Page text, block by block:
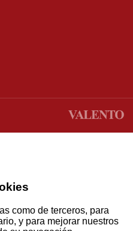
como de terceros, para
y para mejorar nuestros